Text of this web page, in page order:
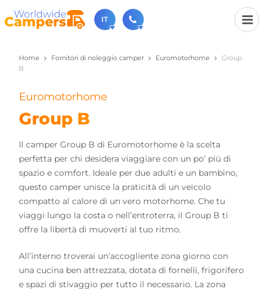
IT
+31 030-6974964
sales@worldwidecampers.com
Home Fornitori di noleggio camper Euromotorhome
Group
B
Euromotorhome
Group B
Il camper Group B di Euromotorhome è la scelta
perfetta per chi desidera viaggiare con un po’ più di
spazio e comfort. Ideale per due adulti e un bambino,
questo camper unisce la praticità di un veicolo
compatto al calore di un vero motorhome. Che tu
viaggi lungo la costa o nell’entroterra, il Group B ti
offre la libertà di muoverti al tuo ritmo.
All’interno troverai un’accogliente zona giorno con
una cucina ben attrezzata, dotata di fornelli, frigorifero
e spazi di stivaggio per tutto il necessario. La zona